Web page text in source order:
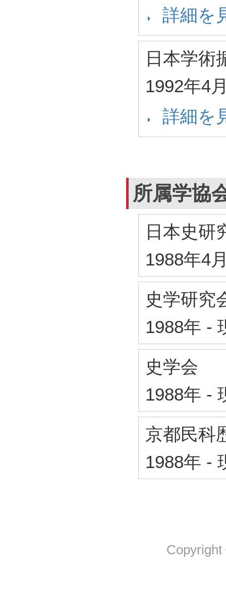
詳細を
日本学術
1992年4
詳細を
所属学協
日本史研
1988年4
史学研究
1988年 -
史学会
1988年 -
京都民科
1988年 -